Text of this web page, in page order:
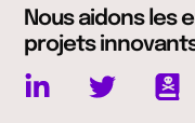
Nous aidons les
projets